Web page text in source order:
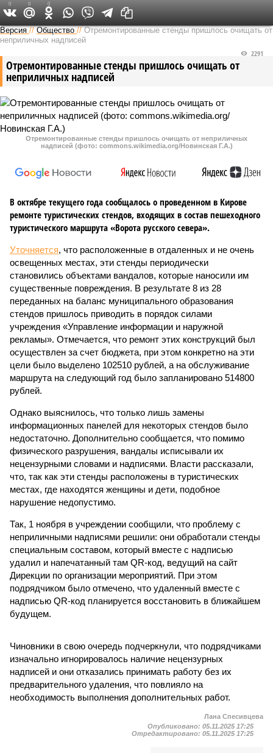
Версия в Кирове
Версия //Общество //Отремонтированные стенды пришлось очищать от
неприличных надписей
Отремонтированные стенды пришлось очищать от
неприличных надписей
2291
Отремонтированные стенды пришлось очищать от неприличных
надписей (фото: commons.wikimedia.org/Новинская Г.А.)
В октябре текущего года сообщалось о проведенном в Кирове
ремонте туристических стендов, входящих в состав пешеходного
туристического маршрута «Ворота русского севера».
Уточняется, что расположенные в отдаленных и не очень
освещенных местах, эти стенды периодически
становились объектами вандалов, которые наносили им
существенные повреждения. В результате 8 из 28
переданных на баланс муниципального образования
стендов пришлось приводить в порядок силами
учреждения «Управление информации и наружной
рекламы». Отмечается, что ремонт этих конструкций был
осуществлен за счет бюджета, при этом конкретно на эти
цели было выделено 102510 рублей, а на обслуживание
маршрута на следующий год было запланировано 514800
рублей.
Однако выяснилось, что только лишь замены
информационных панелей для некоторых стендов было
недостаточно. Дополнительно сообщается, что помимо
физического разрушения, вандалы исписывали их
нецензурными словами и надписями. Власти рассказали,
что, так как эти стенды расположены в туристических
местах, где находятся женщины и дети, подобное
нарушение недопустимо.
Так, 1 ноября в учреждении сообщили, что проблему с
неприличными надписями решили: они обработали стенды
специальным составом, который вместе с надписью
удалил и напечатанный там QR-код, ведущий на сайт
Дирекции по организации мероприятий. При этом
подрядчиком было отмечено, что удаленный вместе с
надписью QR-код планируется восстановить в ближайшем
будущем.
Чиновники в свою очередь подчеркнули, что подрядчиками
изначально игнорировалось наличие нецензурных
надписей и они отказались принимать работу без их
предварительного удаления, что повлияло на
необходимость выполнения дополнительных работ.
0 0 0
Лана Спесивцева
Опубликовано: 05.11.2025 17:25
Отредактировано: 05.11.2025 17:25